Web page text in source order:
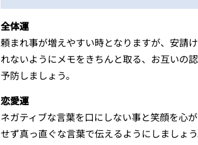
全体運
頼まれ事が増えやすい時となりますが、安請
れないようにメモをきちんと取る、お互いの
予防しましょう。
恋愛運
ネガティブな言葉を口にしない事と笑顔を心
せず真っ直ぐな言葉で伝えるようにしましょう